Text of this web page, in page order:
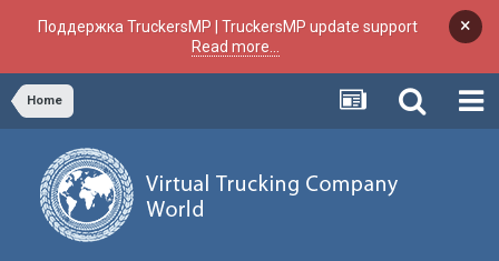
Поддержка TruckersMP | TruckersMP update support
Read more...
×
Home